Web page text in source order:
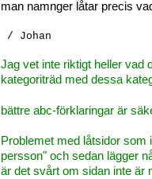
man namnger låtar precis
Jag vet inte riktigt heller vad
kategoriträd med dessa
bättre abc-förklaringar är
Problemet med låtsidor som
persson" och sedan lägger
är det svårt om sidan inte är